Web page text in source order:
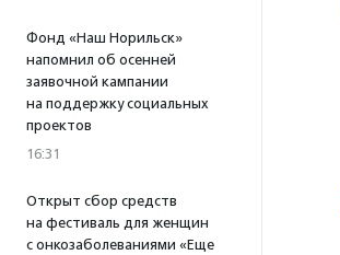
Фонд «Наш Норильск»
напомнил об осенней
заявочной кампании
на поддержку социальных
проектов
16:31
Открыт сбор средств
на фестиваль для женщин
с онкозаболеваниями «Еще